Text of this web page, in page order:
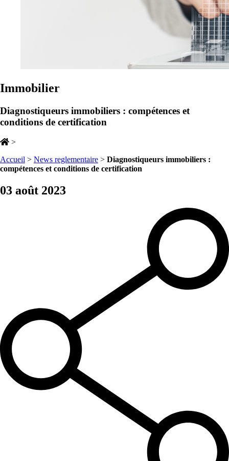
Immobilier
Diagnostiqueurs immobiliers : compétences et
conditions de certification
>
Accueil > News reglementaire > Diagnostiqueurs immobiliers :
compétences et conditions de certification
03 août 2023